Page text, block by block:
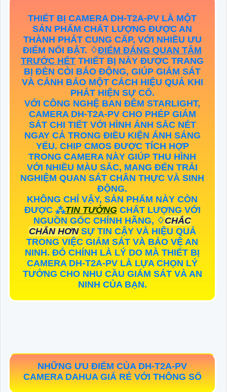
THIẾT BỊ CAMERA DH-T2A-PV LÀ MỘT
SẢN PHẨM CHẤT LƯỢNG ĐƯỢC AN
THÀNH PHÁT CUNG CẤP, VỚI NHIỀU ƯU
ĐIỂM NỔI BẬT. ♢ĐIỂM ĐÁNG QUAN TÂM
TRƯỚC HẾT THIẾT BỊ NÀY ĐƯỢC TRANG
BỊ ĐÈN CÒI BÁO ĐỘNG, GIÚP GIÁM SÁT
VÀ CẢNH BÁO MỘT CÁCH HIỆU QUẢ KHI
PHÁT HIỆN SỰ CỐ.
VỚI CÔNG NGHỆ BAN ĐÊM STARLIGHT,
CAMERA DH-T2A-PV CHO PHÉP GIÁM
SÁT CHI TIẾT VỚI HÌNH ẢNH SẮC NÉT
NGAY CẢ TRONG ĐIỀU KIỆN ÁNH SÁNG
YẾU. CHIP CMOS ĐƯỢC TÍCH HỢP
TRONG CAMERA NÀY GIÚP THU HÌNH
VỚI NHIỀU MÀU SẮC, MANG ĐẾN TRẢI
NGHIỆM QUAN SÁT CHÂN THỰC VÀ SINH
ĐỘNG.
KHÔNG CHỈ VẬY, SẢN PHẨM NÀY CÒN
ĐƯỢC ⁂TIN TƯỞNGCHẤT LƯỢNG VỚI
NGUỒN GỐC CHÍNH HÃNG, ♢CHẮC
CHẮN HƠNSỰ TIN CẬY VÀ HIỆU QUẢ
TRONG VIỆC GIÁM SÁT VÀ BẢO VỆ AN
NINH. ĐÓ CHÍNH LÀ LÝ DO MÀ THIẾT BỊ
CAMERA DH-T2A-PV LÀ LỰA CHỌN LÝ
TƯỞNG CHO NHU CẦU GIÁM SÁT VÀ AN
NINH CỦA BẠN.
NHỮNG ƯU ĐIỂM CỦA DH-T2A-PV
CAMERA DAHUA GIÁ RẺ VỚI THÔNG SỐ